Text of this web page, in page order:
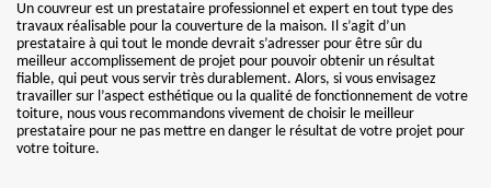
Un couvreur est un prestataire professionnel et expert en tout type des
travaux réalisable pour la couverture de la maison. Il s’agit d’un
prestataire à qui tout le monde devrait s’adresser pour être sûr du
meilleur accomplissement de projet pour pouvoir obtenir un résultat
fiable, qui peut vous servir très durablement. Alors, si vous envisagez
travailler sur l’aspect esthétique ou la qualité de fonctionnement de votre
toiture, nous vous recommandons vivement de choisir le meilleur
prestataire pour ne pas mettre en danger le résultat de votre projet pour
votre toiture.